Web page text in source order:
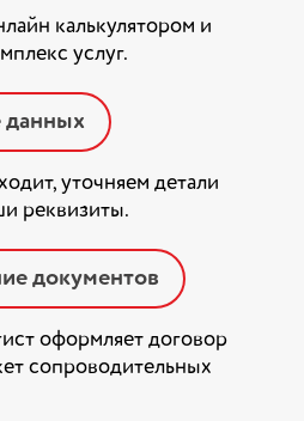
калькулятором и
услуг.
данных
уточняем детали
реквизиты.
документов
оформляет договор
сопроводительных